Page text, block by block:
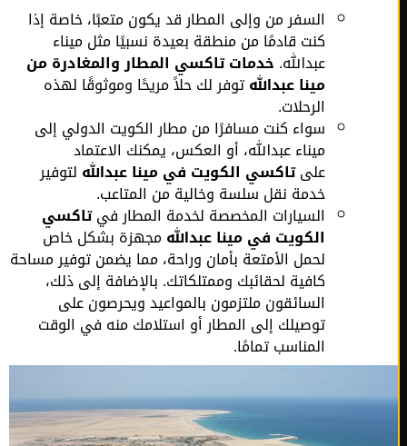
السفر من وإلى المطار قد يكون متعبًا، خاصة إذا
كنت قادمًا من منطقة بعيدة نسبيًا مثل ميناء
عبدالله.خدمات تاكسي المطار والمغادرة من
مينا عبداللهتوفر لك حلاً مريحًا وموثوقًا لهذه
الرحلات.
سواء كنت مسافرًا من مطار الكويت الدولي إلى
ميناء عبدالله، أو العكس، يمكنك الاعتماد
علىتاكسي الكويت في مينا عبداللهلتوفير
خدمة نقل سلسة وخالية من المتاعب.
السيارات المخصصة لخدمة المطار فيتاكسي
الكويت في مينا عبداللهمجهزة بشكل خاص
لحمل الأمتعة بأمان وراحة، مما يضمن توفير مساحة
كافية لحقائبك وممتلكاتك. بالإضافة إلى ذلك،
السائقون ملتزمون بالمواعيد ويحرصون على
توصيلك إلى المطار أو استلامك منه في الوقت
المناسب تمامًا.